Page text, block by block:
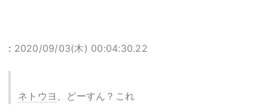
: 2020/09/03(木) 00:04:30.22
ネトウヨ 、どーすん？これ